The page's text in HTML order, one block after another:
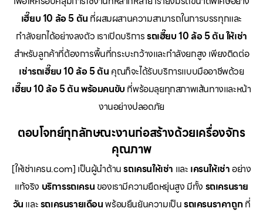
เฮี๊ยบ 10 ล้อ 5 ตัน ที่ผสมผสานความสามารถในการบรรทุกและ
กำลังยกได้อย่างลงตัว เราเปิดบริการรถเฮี๊ยบ 10 ล้อ 5 ตัน ให้เช่า
สำหรับลูกค้าที่ต้องการพื้นที่กระบะกว้างและกำลังยกสูง เพียงติดต่อ
เช่ารถเฮี๊ยบ 10 ล้อ 5 ตัน คุณก็จะได้รับบริการแบบมืออาชีพด้วย
เฮี๊ยบ 10 ล้อ 5 ตัน พร้อมคนขับ ที่พร้อมลุยทุกสภาพเส้นทางและหน้า
งานอย่างปลอดภัย
ตอบโจทย์ทุกลักษณะงานก่อสร้างด้วยเครื่องจักร
คุณภาพ
[ให้เช่าเครน.com] เป็นผู้นำด้านรถเครนให้เช่า และ เครนให้เช่าอย่าง
แท้จริง บริการรถเครน ของเรามีความยืดหยุ่นสูง มีทั้ง รถเครนราย
วัน และรถเครนรายเดือนพร้อมยืนยันความเป็นรถเครนราคาถูกที่